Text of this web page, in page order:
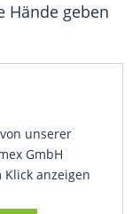
Hände geben
unserer
GmbH
anzeigen